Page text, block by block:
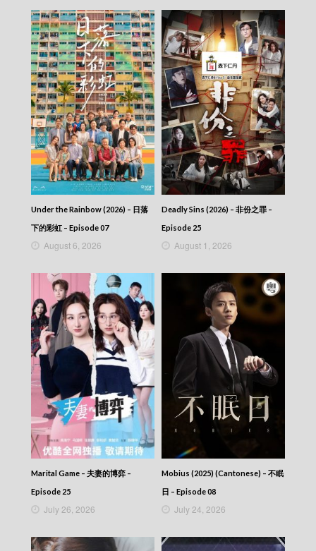
News At 7:30 – 七點半新聞報道 – 2025-09-21
News At 7:30 – 七點半新聞報道 – 2025-09-20
News At 7:30 – 七點半新聞報道 – 2025-09-19
News At 7:30 – 七點半新聞報道 – 2025-09-18
News At 7:30 – 七點半新聞報道 – 2025-09-17
News At 7:30 – 七點半新聞報道 – 2025-09-16
News At 7:30 – 七點半新聞報道 – 2025-09-15
News At 7:30 – 七點半新聞報道 – 2025-09-14
News At 7:30 – 七點半新聞報道 – 2025-09-13
News At 7:30 – 七點半新聞報道 – 2025-09-12
News At 7:30 – 七點半新聞報道 – 2025-09-11
News At 7:30 – 七點半新聞報道 – 2025-09-10
News At 7:30 – 七點半新聞報道 – 2025-09-09
News At 7:30 – 七點半新聞報道 – 2025-09-08
News At 7:30 – 七點半新聞報道 – 2025-09-07
News At 7:30 – 七點半新聞報道 – 2025-09-05
News At 7:30 – 七點半新聞報道 – 2025-09-04
News At 7:30 – 七點半新聞報道 – 2025-09-02
News At 7:30 – 七點半新聞報道 – 2025-09-01
News At 7:30 – 七點半新聞報道 – 2025-08-31
News At 7:30 – 七點半新聞報道 – 2025-08-30
News At 7:30 – 七點半新聞報道 – 2025-08-29
News At 7:30 – 七點半新聞報道 – 2025-08-28
News At 7:30 – 七點半新聞報道 – 2025-08-27
News At 7:30 – 七點半新聞報道 – 2025-08-26
News At 7:30 – 七點半新聞報道 – 2025-08-25
News At 7:30 – 七點半新聞報道 – 2025-08-24
News At 7:30 – 七點半新聞報道 – 2025-08-23
News At 7:30 – 七點半新聞報道 – 2025-08-22
News At 7:30 – 七點半新聞報道 – 2025-08-21
News At 7:30 – 七點半新聞報道 – 2025-08-20
News At 7:30 – 七點半新聞報道 – 2025-08-19
News At 7:30 – 七點半新聞報道 – 2025-08-18
News At 7:30 – 七點半新聞報道 – 2025-08-16
News At 7:30 – 七點半新聞報道 – 2025-08-14
Under the Rainbow (2026) – 日落
下的彩虹 – Episode 07
August 6, 2026
Deadly Sins (2026) – 非份之罪 –
Episode 25
August 1, 2026
Marital Game – 夫妻的博弈 –
Episode 25
July 26, 2026
Mobius (2025) (Cantonese) – 不眠
日 – Episode 08
July 24, 2026